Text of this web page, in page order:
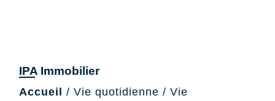
IPA Immobilier
Accueil / Vie quotidienne / Vie